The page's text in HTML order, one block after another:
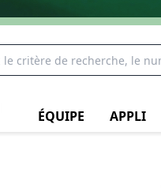
ÉQUIPE APPLI